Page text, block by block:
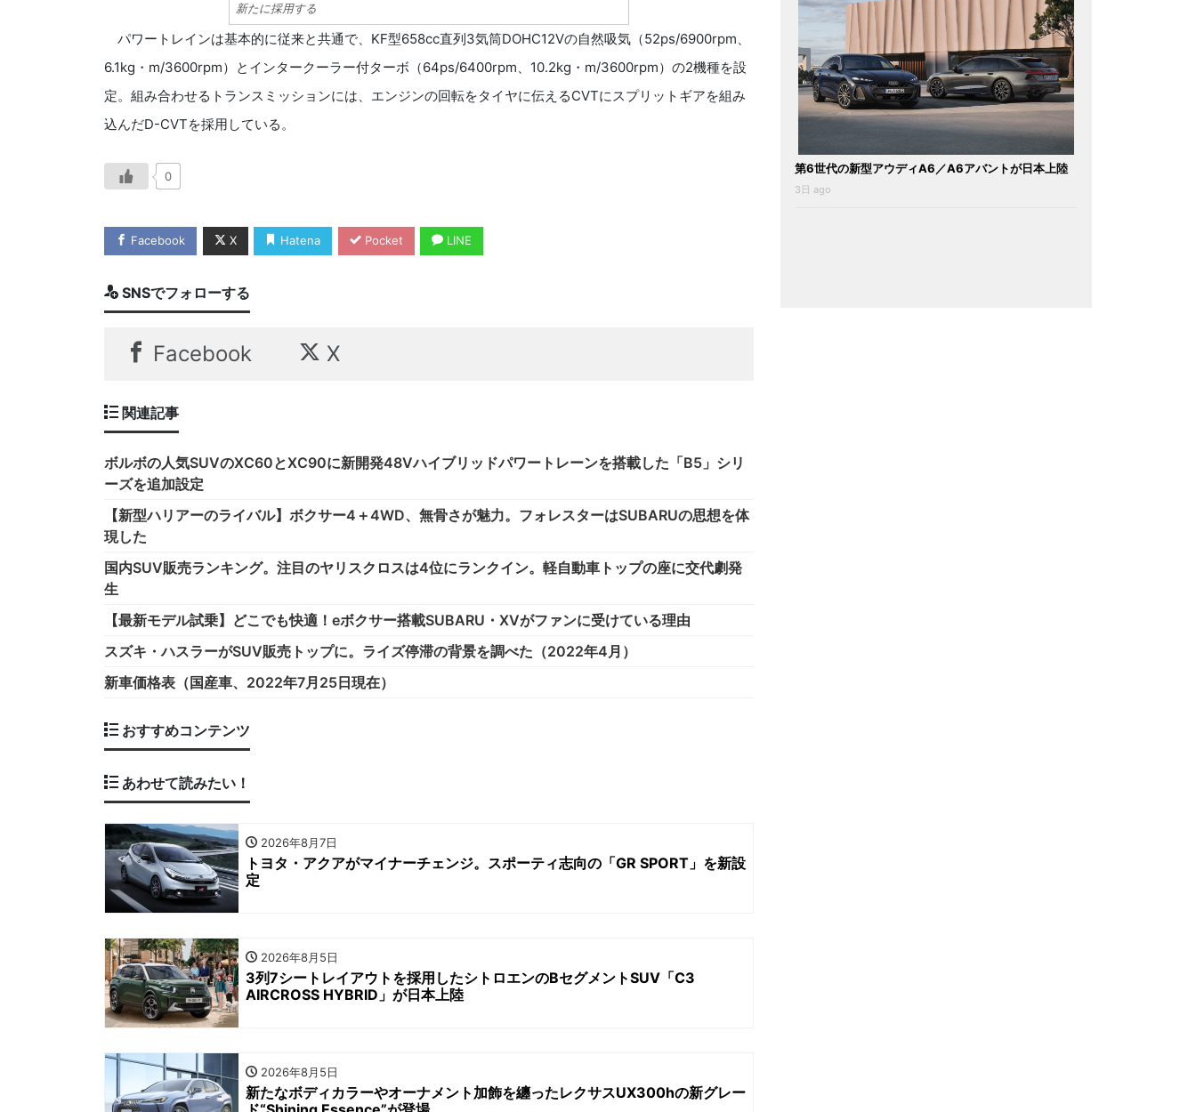
新たに採用する
パワートレインは基本的に従来と共通で、KF型658cc直列3気筒DOHC12Vの自然吸気（52ps/6900rpm、
6.1kg・m/3600rpm）とインタークーラー付ターボ（64ps/6400rpm、10.2kg・m/3600rpm）の2機種を設
定。組み合わせるトランスミッションには、エンジンの回転をタイヤに伝えるCVTにスプリットギアを組み
込んだD-CVTを採用している。
0
Facebook X Hatena Pocket LINE
SNSでフォローする
Facebook X
関連記事
ボルボの人気SUVのXC60とXC90に新開発48Vハイブリッドパワートレーンを搭載した「B5」シリ
ーズを追加設定
【新型ハリアーのライバル】ボクサー4＋4WD、無骨さが魅力。フォレスターはSUBARUの思想を体
現した
国内SUV販売ランキング。注目のヤリスクロスは4位にランクイン。軽自動車トップの座に交代劇発
生
【最新モデル試乗】どこでも快適！eボクサー搭載SUBARU・XVがファンに受けている理由
スズキ・ハスラーがSUV販売トップに。ライズ停滞の背景を調べた（2022年4月）
新車価格表（国産車、2022年7月25日現在）
おすすめコンテンツ
あわせて読みたい！
2026年8月7日
トヨタ・アクアがマイナーチェンジ。スポーティ志向の「GR SPORT」を新設
定
2026年8月5日
3列7シートレイアウトを採用したシトロエンのBセグメントSUV「C3
AIRCROSS HYBRID」が日本上陸
2026年8月5日
新たなボディカラーやオーナメント加飾を纏ったレクサスUX300hの新グレー
第6世代の新型アウディA6／A6アバントが日本上陸
3日 ago